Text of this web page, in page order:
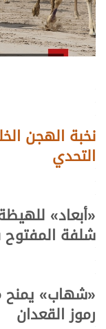
نخبة الهجن
التحدي
«أبعاد»
شلفة
«شهاب»
رموز القعدان